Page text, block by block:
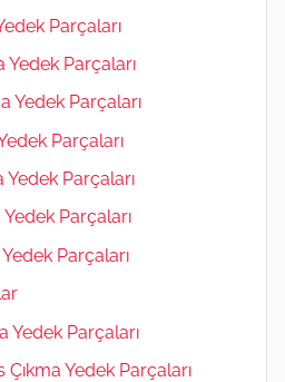
Parçaları
Yedek Parçaları
Yedek Parçaları
Parçaları
Parçaları
Parçaları
Parçaları
Yedek Parçaları
Yedek Parçaları